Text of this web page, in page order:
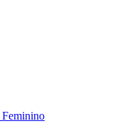
Feminino